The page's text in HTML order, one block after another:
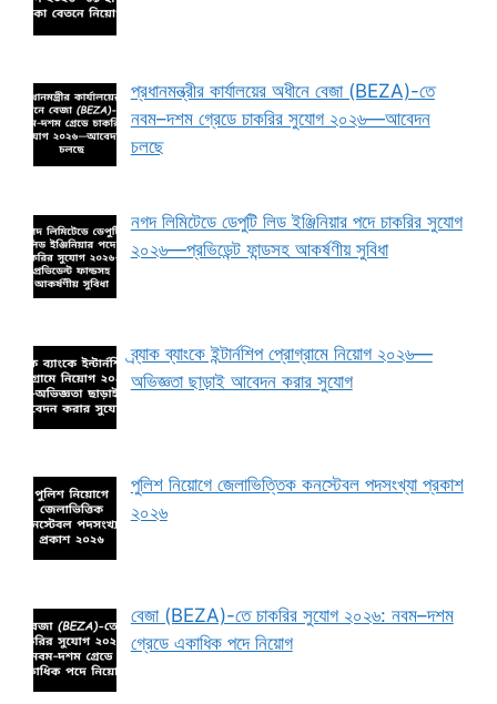
প্রধানমন্ত্রীর কার্যালয়ের অধীনে বেজা (BEZA)-তে
নবম–দশম গ্রেডে চাকরির সুযোগ ২০২৬—আবেদন
চলছে
নগদ লিমিটেডে ডেপুটি লিড ইঞ্জিনিয়ার পদে চাকরির সুযোগ
২০২৬—প্রভিডেন্ট ফান্ডসহ আকর্ষণীয় সুবিধা
ব্র্যাক ব্যাংকে ইন্টার্নশিপ প্রোগ্রামে নিয়োগ ২০২৬—
অভিজ্ঞতা ছাড়াই আবেদন করার সুযোগ
পুলিশ নিয়োগে জেলাভিত্তিক কনস্টেবল পদসংখ্যা প্রকাশ
২০২৬
বেজা (BEZA)-তে চাকরির সুযোগ ২০২৬: নবম–দশম
গ্রেডে একাধিক পদে নিয়োগ